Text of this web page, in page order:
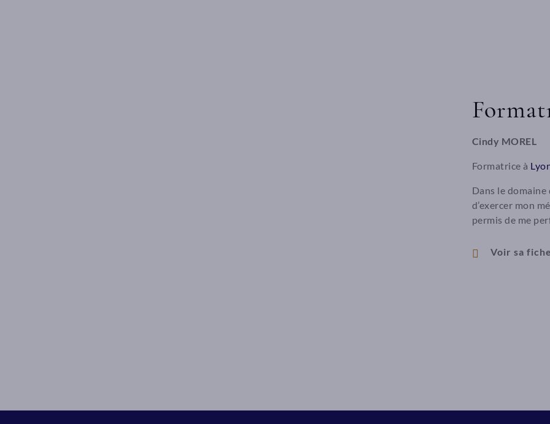
Cindy MOREL
Formatrice à
Dans le domaine
d’exercer mon
permis de me
Voir sa